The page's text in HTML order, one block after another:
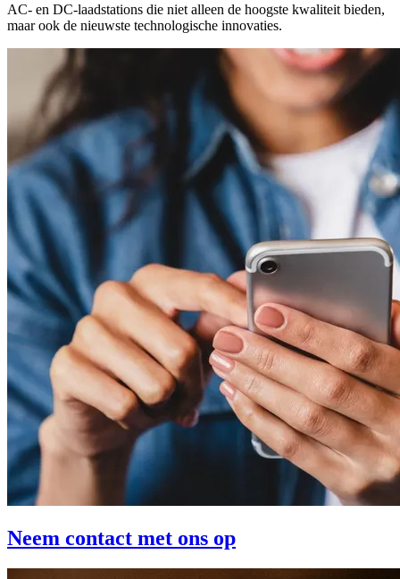
AC- en DC-laadstations die niet alleen de hoogste kwaliteit bieden,
maar ook de nieuwste technologische innovaties.
Neem contact met ons op